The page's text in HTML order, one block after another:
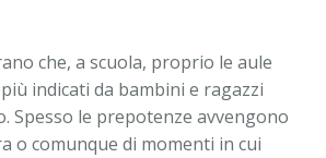
che, a scuola, proprio le aule
indicati da bambini e ragazzi
Spesso le prepotenze avvengono
o comunque di momenti in cui